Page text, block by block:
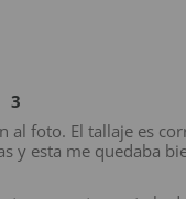
3
al foto. El tallaje es
y esta me quedaba